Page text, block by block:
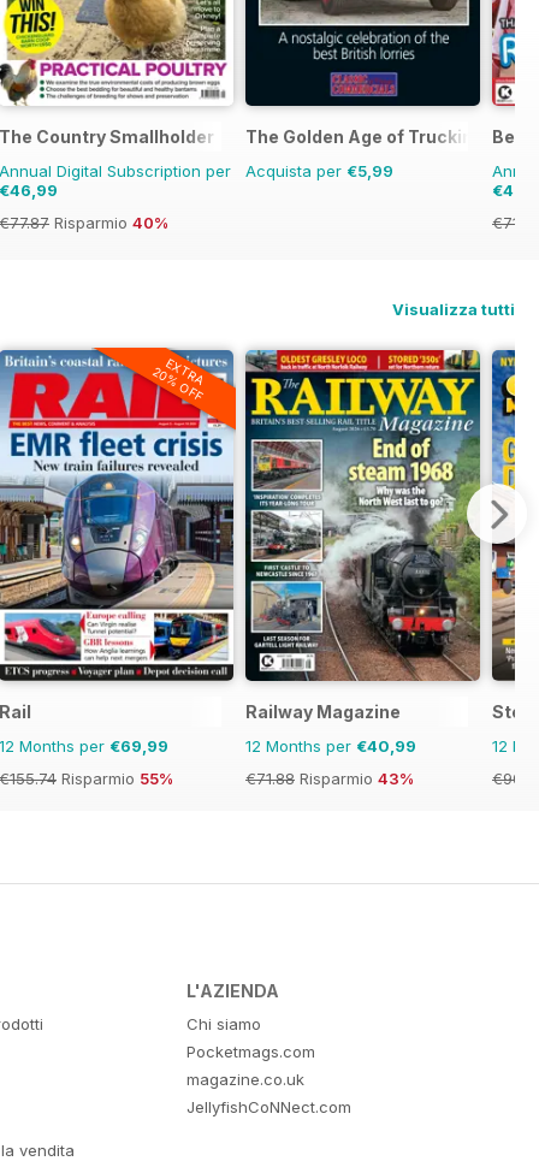
The Country Smallholder
Annual Digital Subscription per
€46,99
€77.87 Risparmio 40%
The Golden Age of Trucking
Acquista per €5,99
Best
Visualizza tutti
EXTRA
20% OFF
Rail
12 Months per €69,99
€155.74 Risparmio 55%
Railway Magazine
12 Months per €40,99
€71.88 Risparmio 43%
12
vendita
L'AZIENDA
Chi siamo
Pocketmags.com
magazine.co.uk
JellyfishCoNNect.com